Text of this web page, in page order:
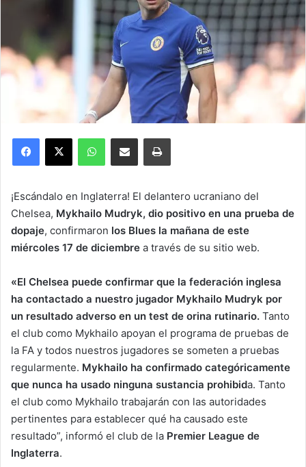
Facebook
X WhatsAppCompartir por correo electrónicoImprimir
¡Escándalo en Inglaterra! El delantero ucraniano del
Chelsea, Mykhailo Mudryk, dio positivo en una prueba de
dopaje, confirmaron los Blues la mañana de este
miércoles 17 de diciembre a través de su sitio web.
«El Chelsea puede confirmar que la federación inglesa
ha contactado a nuestro jugador Mykhailo Mudryk por
un resultado adverso en un test de orina rutinario. Tanto
el club como Mykhailo apoyan el programa de pruebas de
la FA y todos nuestros jugadores se someten a pruebas
regularmente. Mykhailo ha confirmado categóricamente
que nunca ha usado ninguna sustancia prohibida. Tanto
el club como Mykhailo trabajarán con las autoridades
pertinentes para establecer qué ha causado este
resultado”, informó el club de la Premier League de
Inglaterra.